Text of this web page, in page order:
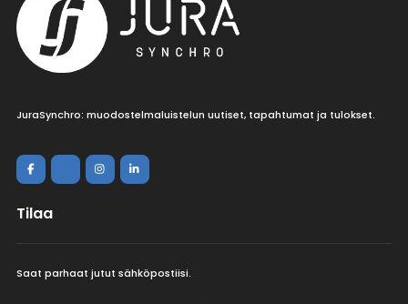
JuraSynchro: muodostelmaluistelun uutiset, tapahtumat ja tulokset.
Tilaa
Saat parhaat jutut sähköpostiisi.